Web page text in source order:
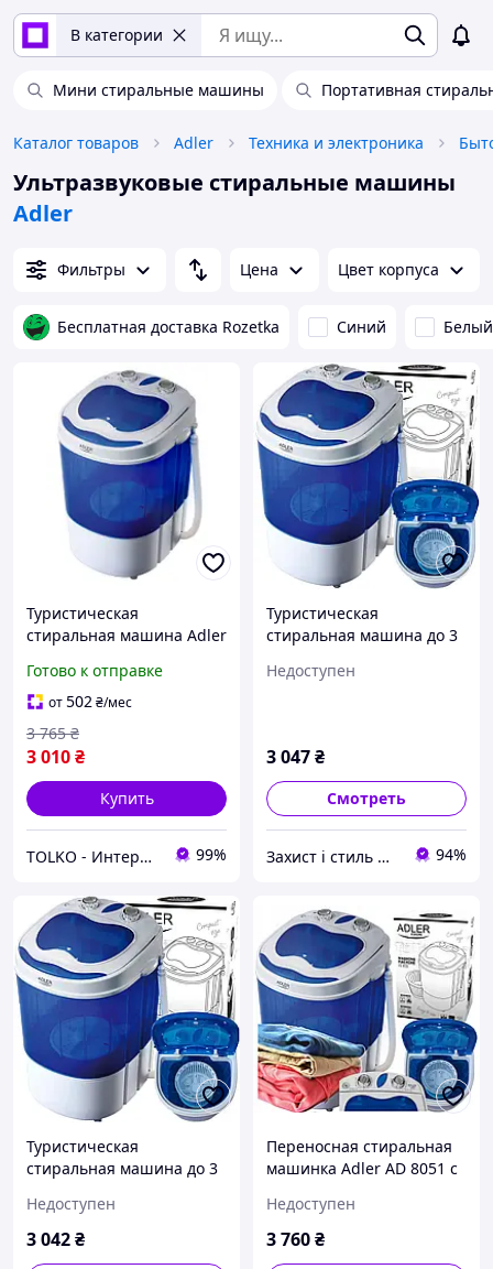
В категории
Мини стиральные машины Портативная
Каталог товаров Adler Техника и электроника
Ультразвуковые стиральные машины
Adler
Фильтры Цена Цвет корпуса
Бесплатная доставка Rozetka Синий Белый
Туристическая
стиральная машина Adler
Готово к отправке
от502₴/мес
3 010₴
3 765 ₴
Купить
TOLKO - Интернет-Магазин 99%
Туристическая
стиральная машина до 3
для путешествий
Недоступен
3 047₴
Смотреть
Захист і стиль — в одному магазині 94%
Туристическая
стиральная машина до 3
переносная Adler синий
Недоступен
3 042₴
Переносная стиральная
машинка Adler AD 8051 с
мощностью 400 Вт для
путешествий Nov
Недоступен
3 760₴